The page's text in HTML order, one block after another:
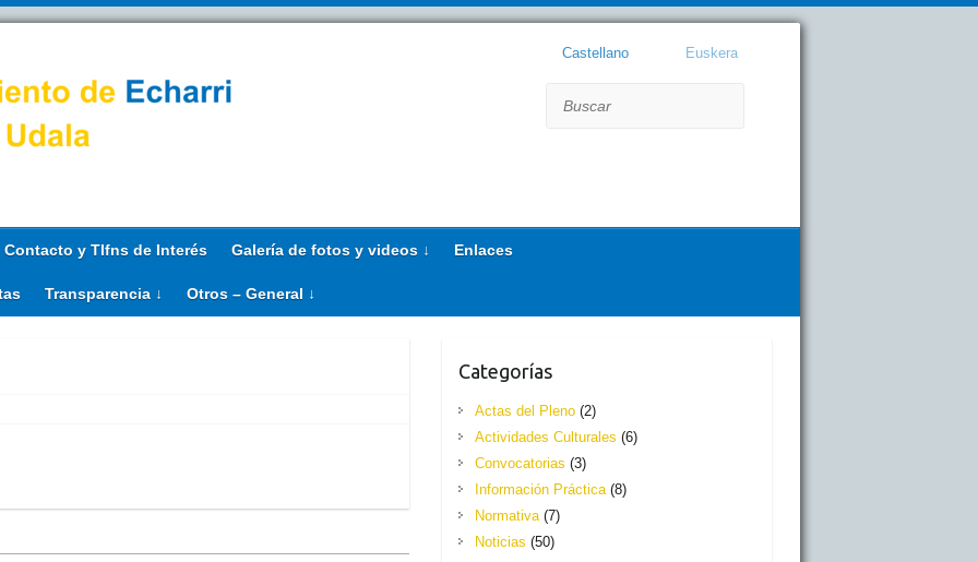
Castellano Euskera
Contacto y Tlfns de Interés Galería de fotos y videos ↓ Enlaces
Transparencia ↓ Otros – General ↓
Categorías
Actas del Pleno(2)
Actividades Culturales (6)
Convocatorias (3)
Información Práctica(8)
Normativa(7)
Noticias (50)